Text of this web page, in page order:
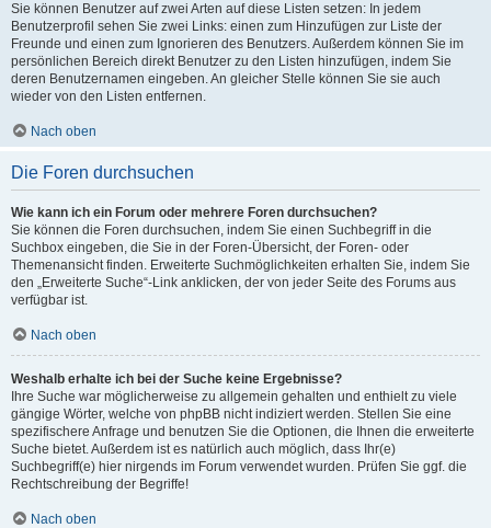
Sie können Benutzer auf zwei Arten auf diese Listen setzen: In jedem
Benutzerprofil sehen Sie zwei Links: einen zum Hinzufügen zur Liste der
Freunde und einen zum Ignorieren des Benutzers. Außerdem können Sie im
persönlichen Bereich direkt Benutzer zu den Listen hinzufügen, indem Sie
deren Benutzernamen eingeben. An gleicher Stelle können Sie sie auch
wieder von den Listen entfernen.
Nach oben
Die Foren durchsuchen
Wie kann ich ein Forum oder mehrere Foren durchsuchen?
Sie können die Foren durchsuchen, indem Sie einen Suchbegriff in die
Suchbox eingeben, die Sie in der Foren-Übersicht, der Foren- oder
Themenansicht finden. Erweiterte Suchmöglichkeiten erhalten Sie, indem Sie
den „Erweiterte Suche“-Link anklicken, der von jeder Seite des Forums aus
verfügbar ist.
Nach oben
Weshalb erhalte ich bei der Suche keine Ergebnisse?
Ihre Suche war möglicherweise zu allgemein gehalten und enthielt zu viele
gängige Wörter, welche von phpBB nicht indiziert werden. Stellen Sie eine
spezifischere Anfrage und benutzen Sie die Optionen, die Ihnen die erweiterte
Suche bietet. Außerdem ist es natürlich auch möglich, dass Ihr(e)
Suchbegriff(e) hier nirgends im Forum verwendet wurden. Prüfen Sie ggf. die
Rechtschreibung der Begriffe!
Nach oben